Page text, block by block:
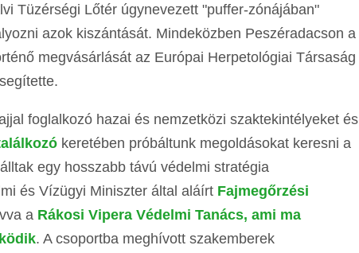
Tüzérségi Lőtér úgynevezett "puffer-zónájában"
azok kiszántását. Mindeközben Peszéradacson a
megvásárlását az Európai Herpetológiai Társaság
foglalkozó hazai és nemzetközi szaktekintélyeket és
keretében próbáltunk megoldásokat keresni a
egy hosszabb távú védelmi stratégia
és Vízügyi Miniszter által aláírt Fajmegőrzési
a Rákosi Vipera Védelmi Tanács, ami ma
. A csoportba meghívott szakemberek